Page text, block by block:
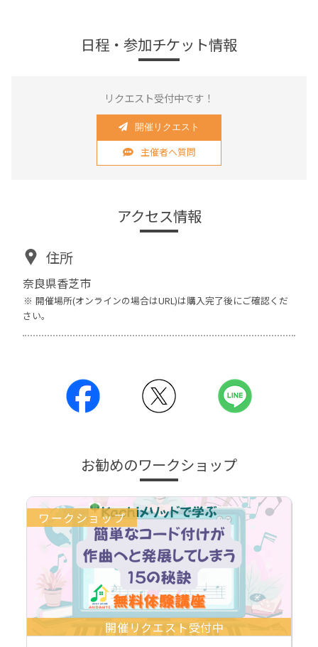
日程・参加チケット情報
リクエスト受付中です！
開催リクエスト
主催者へ質問
アクセス情報
住所
奈良県香芝市
開催場所(オンラインの場合はURL)は購入完了後にご確認くだ
さい。
お勧めのワークショップ
ワークショップ
開催リクエスト受付中